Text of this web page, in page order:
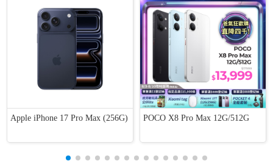
Apple iPhone 17 Pro Max (256G) POCO X8 Pro Max 12G/512G